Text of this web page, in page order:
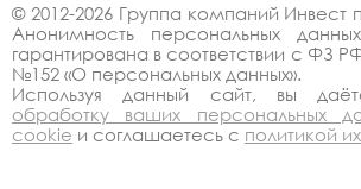
© 2012-2026 Группа компаний Инвест
Анонимность персональных
гарантирована в соответствии с ФЗ
№152 «О персональных данных».
Используя данный сайт, вы
обработку ваших персональных
cookie и соглашаетесь с политикой